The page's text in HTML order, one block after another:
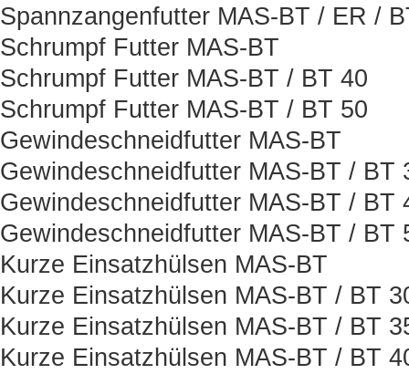
Spannzangenfutter MAS-BT / ER /
Schrumpf Futter MAS-BT
Schrumpf Futter MAS-BT / BT 40
Schrumpf Futter MAS-BT / BT 50
Gewindeschneidfutter MAS-BT
Gewindeschneidfutter MAS-BT / BT
Gewindeschneidfutter MAS-BT / BT
Gewindeschneidfutter MAS-BT / BT
Kurze Einsatzhülsen MAS-BT
Kurze Einsatzhülsen MAS-BT / BT
Kurze Einsatzhülsen MAS-BT / BT
Kurze Einsatzhülsen MAS-BT / BT